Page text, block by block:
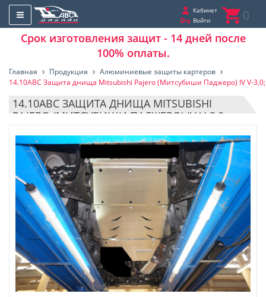
Кабинет
Войти
0
Срок изготовления защит - 14 дней после
100% оплаты.
Главная Продукция
Алюминиевые защиты картеров
14.10ABC Защита днища Mitsubishi Pajero (Митсубиши Паджеро) IV V-
14.10ABC ЗАЩИТА ДНИЩА MITSUBISHI
PAJERO (МИТСУБИШИ ПАДЖЕРО) IV V-3,0;
(АЛЮМИНИЙ 4 ММ)